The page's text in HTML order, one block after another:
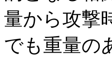
量から攻撃
でも重量の